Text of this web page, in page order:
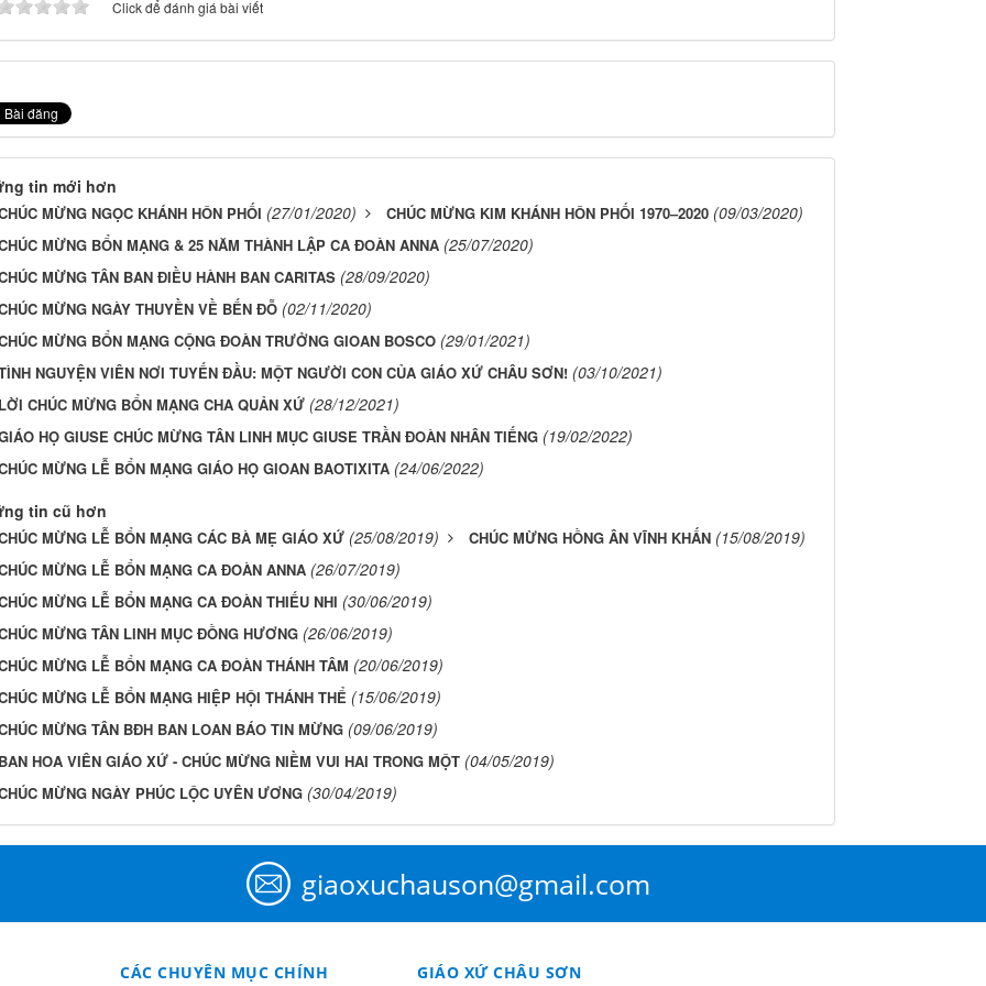
Click để đánh giá bài viết
tin mới hơn
MỪNG NGỌC KHÁNH HÔN PHỐI (27/01/2020) CHÚC MỪNG KIM KHÁNH HÔN PHỐI 1970–2020 (09/03/2020)
MỪNG BỔN MẠNG & 25 NĂM THÀNH LẬP CA ĐOÀN ANNA (25/07/2020)
MỪNG TÂN BAN ĐIỀU HÀNH BAN CARITAS (28/09/2020)
MỪNG NGÀY THUYỀN VỀ BẾN ĐỖ (02/11/2020)
MỪNG BỔN MẠNG CỘNG ĐOÀN TRƯỞNG GIOAN BOSCO (29/01/2021)
NGUYỆN VIÊN NƠI TUYẾN ĐẦU: MỘT NGƯỜI CON CỦA GIÁO XỨ CHÂU SƠN! (03/10/2021)
CHÚC MỪNG BỔN MẠNG CHA QUẢN XỨ (28/12/2021)
HỌ GIUSE CHÚC MỪNG TÂN LINH MỤC GIUSE TRẦN ĐOÀN NHÂN TIẾNG (19/02/2022)
MỪNG LỄ BỔN MẠNG GIÁO HỌ GIOAN BAOTIXITA (24/06/2022)
tin cũ hơn
MỪNG LỄ BỔN MẠNG CÁC BÀ MẸ GIÁO XỨ (25/08/2019) CHÚC MỪNG HỒNG ÂN VĨNH KHẤN (15/08/2019)
MỪNG LỄ BỔN MẠNG CA ĐOÀN ANNA (26/07/2019)
MỪNG LỄ BỔN MẠNG CA ĐOÀN THIẾU NHI (30/06/2019)
MỪNG TÂN LINH MỤC ĐỒNG HƯƠNG (26/06/2019)
MỪNG LỄ BỔN MẠNG CA ĐOÀN THÁNH TÂM (20/06/2019)
MỪNG LỄ BỔN MẠNG HIỆP HỘI THÁNH THỂ (15/06/2019)
MỪNG TÂN BĐH BAN LOAN BÁO TIN MỪNG (09/06/2019)
HOA VIÊN GIÁO XỨ - CHÚC MỪNG NIỀM VUI HAI TRONG MỘT (04/05/2019)
MỪNG NGÀY PHÚC LỘC UYÊN ƯƠNG (30/04/2019)
giaoxuchauson@gmail.com
CÁC CHUYÊN MỤC CHÍNH GIÁO XỨ CHÂU SƠN